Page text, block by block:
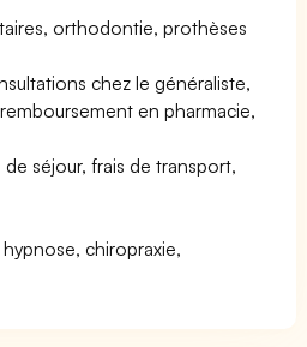
orthodontie, prothèses
chez le généraliste,
en pharmacie,
séjour, frais de transport,
chiropraxie,